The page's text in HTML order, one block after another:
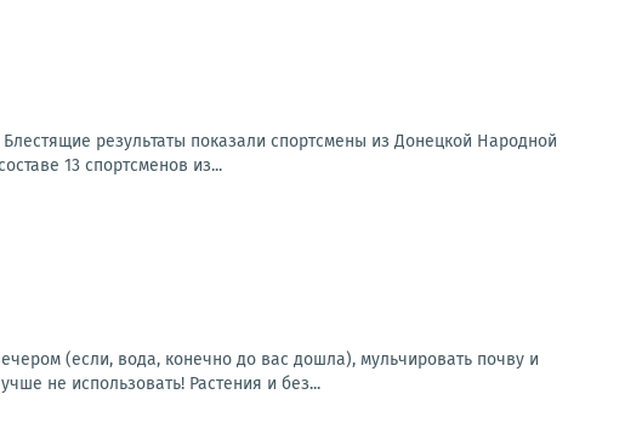
результаты показали спортсмены из Донецкой Народной
13 спортсменов из...
(если, вода, конечно до вас дошла), мульчировать почву и
не использовать! Растения и без...